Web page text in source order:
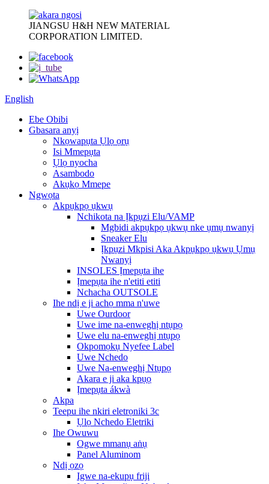
JIANGSU H&H NEW MATERIAL
CORPORATION LIMITED.
English
Ebe Obibi
Gbasara anyị
Nkọwapụta Ụlọ ọrụ
Isi Mmepụta
Ụlọ nyocha
Asambodo
Akụkọ Mmepe
Ngwọta
Akpụkpọ ụkwụ
Nchikota na Ịkpụzi Elu/VAMP
Mgbidi akpụkpọ ụkwụ nke ụmụ nwanyị
Sneaker Elu
Ịkpụzi Mkpisi Aka Akpụkpọ ụkwụ Ụmụ
Nwanyị
INSOLES Ịmepụta ihe
Ịmepụta ihe n'etiti etiti
Nchacha OUTSOLE
Ihe ndị e ji achọ mma n'uwe
Uwe Ourdoor
Uwe ime na-enweghị ntụpọ
Uwe elu na-enweghị ntụpọ
Okpomọkụ Nyefee Label
Uwe Nchedo
Uwe Na-enweghị Ntụpọ
Akara e ji aka kpụọ
Ịmepụta ákwà
Akpa
Teepu ihe nkiri eletrọniki 3c
Ụlọ Nchedo Eletriki
Ihe Owuwu
Ogwe mmanụ aṅụ
Panel Aluminom
Ndị ọzọ
Igwe na-ekupụ friji